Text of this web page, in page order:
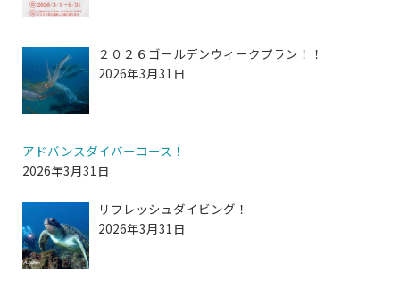
２０２６ゴールデンウィークプラン！！
2026年3月31日
アドバンスダイバーコース！
2026年3月31日
リフレッシュダイビング！
2026年3月31日